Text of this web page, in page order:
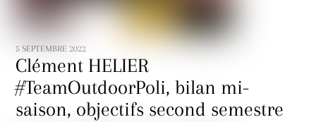
5 SEPTEMBRE 2022
Clément HELIER
#TeamOutdoorPoli, bilan mi-
saison, objectifs second semestre